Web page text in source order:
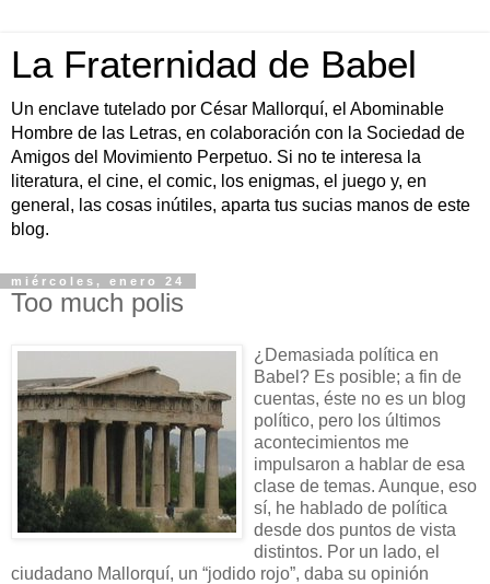
La Fraternidad de Babel
Un enclave tutelado por César Mallorquí, el Abominable
Hombre de las Letras, en colaboración con la Sociedad de
Amigos del Movimiento Perpetuo. Si no te interesa la
literatura, el cine, el comic, los enigmas, el juego y, en
general, las cosas inútiles, aparta tus sucias manos de este
blog.
miércoles, enero 24
Too much polis
¿Demasiada política en
Babel? Es posible; a fin de
cuentas, éste no es un blog
político, pero los últimos
acontecimientos me
impulsaron a hablar de esa
clase de temas. Aunque, eso
sí, he hablado de política
desde dos puntos de vista
distintos. Por un lado, el
ciudadano Mallorquí, un “jodido rojo”, daba su opinión